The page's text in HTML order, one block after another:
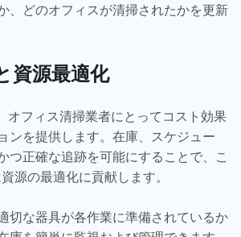
、どのオフィスが清掃されたかを更新
資源最適化
オフィス清掃業者にとってコスト効果
ンを提供します。在庫、スケジュー
つ正確な追跡を可能にすることで、こ
源の最適化に貢献します。
切な器具が各作業に準備されているか